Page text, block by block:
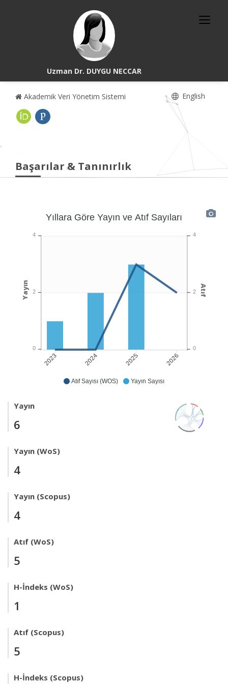
Uzman Dr. DUYGU NECCAR
Akademik Veri Yönetim Sistemi English
Başarılar & Tanınırlık
Atıf Sayısı (WOS) Yayın Sayısı
2023 2024 2025 2026
Yıllara Göre Yayın ve Atıf Sayıları
4
2
0
Atıf
4
2
0
Yayın
Yayın
6
Yayın (WoS)
4
Yayın (Scopus)
4
Atıf (WoS)
5
H-İndeks (WoS)
1
Atıf (Scopus)
5
H-İndeks (Scopus)